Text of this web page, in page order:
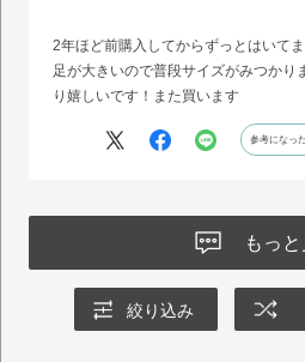
2年ほど前購入してからずっとはいてま
足が大きいので普段サイズがみつかり
り嬉しいです！また買います
参考になった
もっ
絞り込み